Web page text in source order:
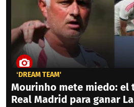
‘DREAM TEAM'
Mourinho mete miedo: el
Real Madrid para ganar